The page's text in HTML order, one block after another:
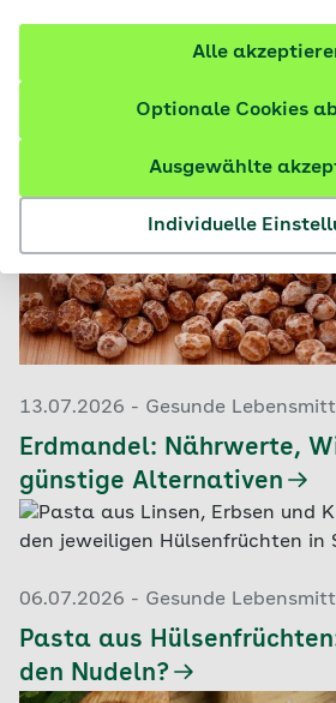
Individuelle
Ausgewählte
Optionale Cookies
Alle
13.07.2026 - Gesunde
Erdmandel: Nährwerte,
günstige Alternativen
06.07.2026 - Gesunde
Pasta aus
den Nudeln?